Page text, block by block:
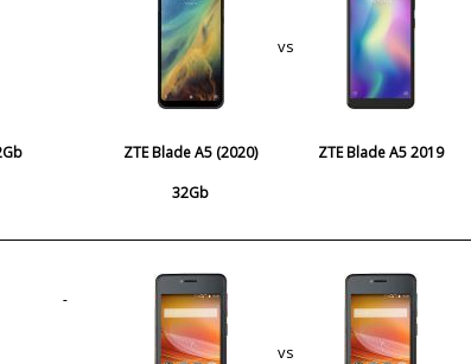
ZTE Blade A5 (2020)
32Gb
vs
ZTE Blade A5 2019
vs